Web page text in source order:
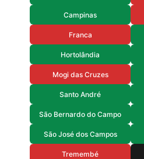
Campinas
Franca
Hortolândia
Mogi das Cruzes
Santo André
São Bernardo do Campo
São José dos Campos
Tremembé